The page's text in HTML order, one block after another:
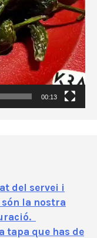
00:13
del servei i
són la nostra
tapa que has de